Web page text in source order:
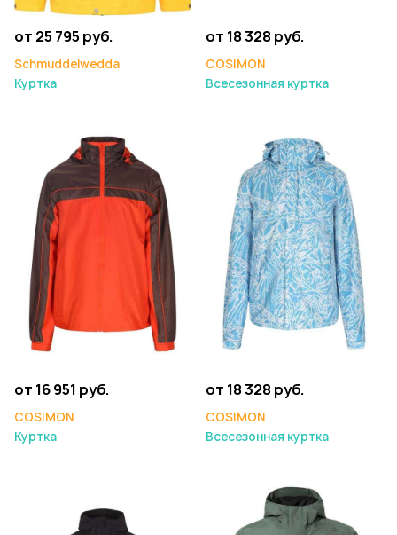
от 25 795 руб.
Schmuddelwedda
Куртка
от 18 328 руб.
COSIMON
Всесезонная куртка
от 16 951 руб.
COSIMON
Куртка
от 18 328 руб.
COSIMON
Всесезонная куртка